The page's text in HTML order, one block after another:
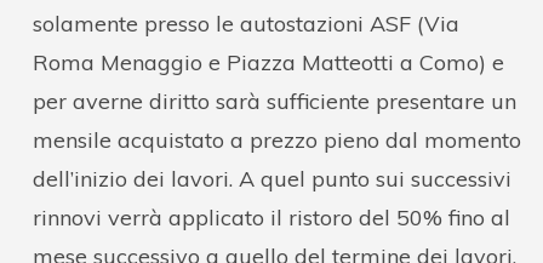
solamente presso le autostazioni ASF (Via
Roma Menaggio e Piazza Matteotti a Como) e
per averne diritto sarà sufficiente presentare un
mensile acquistato a prezzo pieno dal momento
dell’inizio dei lavori. A quel punto sui successivi
rinnovi verrà applicato il ristoro del 50% fino al
mese successivo a quello del termine dei lavori.